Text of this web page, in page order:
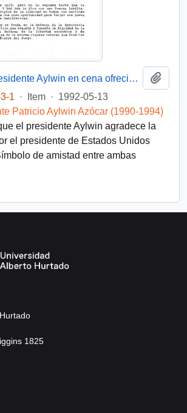
Discurso del presidente Aylwin en cena ofrecida por el presidente de Estados Unidos, D. George Bush
1
· Item · 1992-05-13
Patricio Aylwin Azócar (1990-1994)
el presidente Aylwin agradece la
el presidente de Estados Unidos
de amistad entre ambas
1825